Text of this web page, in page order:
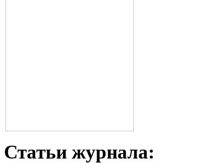
Статьи журнала: